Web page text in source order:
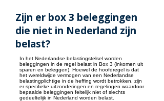
Zijn er box 3 beleggingen
die niet in Nederland zijn
belast?
In het Nederlandse belastingstelsel worden
beleggingen in de regel belast in Box 3 (inkomen uit
sparen en beleggen). Hoewel de hoofdregel is dat
het wereldwijde vermogen van een Nederlandse
belastingplichtige in de heffing wordt betrokken, zijn
er specifieke uitzonderingen en regelingen waardoor
bepaalde beleggingen feitelijk niet of slechts
gedeeltelijk in Nederland worden belast.